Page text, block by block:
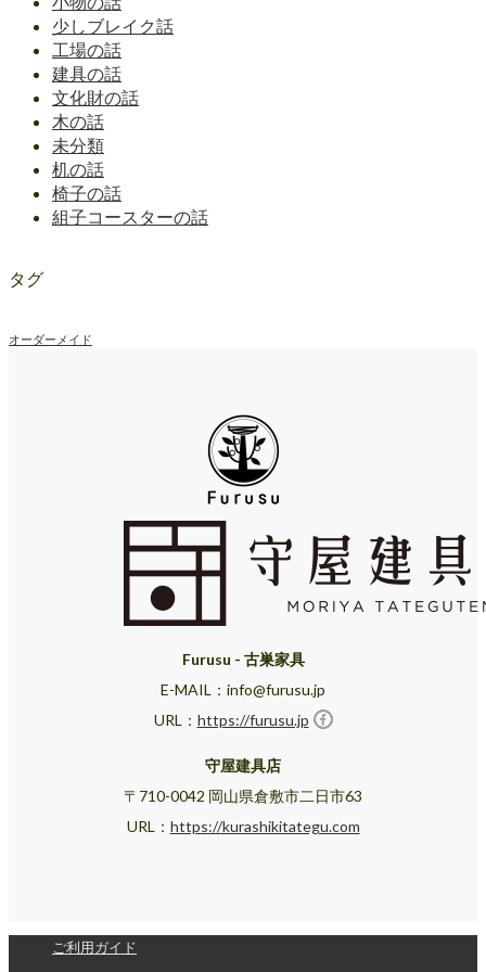
少しブレイク話
工場の話
建具の話
文化財の話
木の話
未分類
机の話
椅子の話
組子コースターの話
タグ
オーダーメイド
Furusu - 古巣家具
E-MAIL：info@furusu.jp
URL： https://furusu.jp
守屋建具店
〒710-0042 岡山県倉敷市二日市63
URL： https://kurashikitategu.com
ご利用ガイド